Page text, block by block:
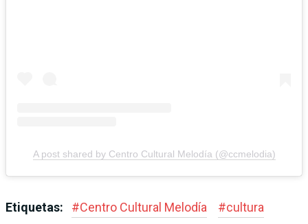
A post shared by Centro Cultural Melodía (@ccmelodia)
Etiquetas: #Centro Cultural Melodía #cultura